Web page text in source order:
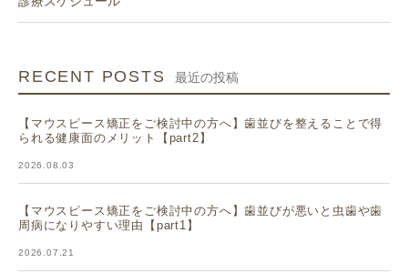
RECENT POSTS 最近の投稿
【マウスピース矯正をご検討中の方へ】歯並びを整えることで得
られる健康面のメリット【part2】
2026.08.03
【マウスピース矯正をご検討中の方へ】歯並びが悪いと虫歯や歯
周病になりやすい理由【part1】
2026.07.21